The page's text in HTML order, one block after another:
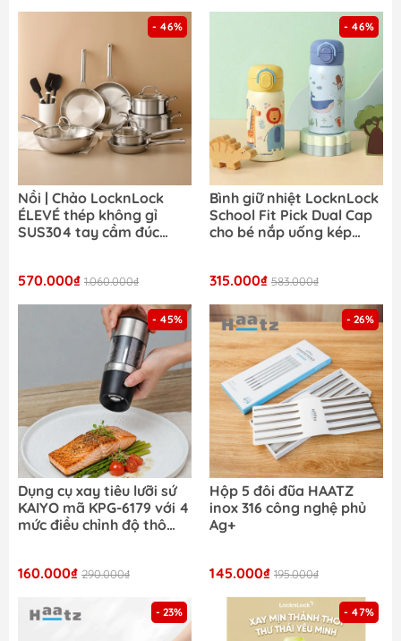
- 46%
Nồi | Chảo LocknLock
ÉLEVÉ thép không gỉ
SUS304 tay cầm đúc
mọi loại bếp
570.000₫ 1.060.000₫
- 46%
Bình giữ nhiệt LocknLock
School Fit Pick Dual Cap
cho bé nắp uống kép
315.000₫ 583.000₫
- 45%
Dụng cụ xay tiêu lưỡi sứ
KAIYO mã KPG-6179 với 4
mức điều chỉnh độ thô
160.000₫ 290.000₫
- 26%
Hộp 5 đôi đũa HAATZ
inox 316 công nghệ phủ
Ag+
145.000₫ 195.000₫
- 23% - 47%